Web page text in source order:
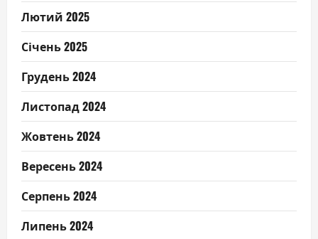
Лютий 2025
Січень 2025
Грудень 2024
Листопад 2024
Жовтень 2024
Вересень 2024
Серпень 2024
Липень 2024